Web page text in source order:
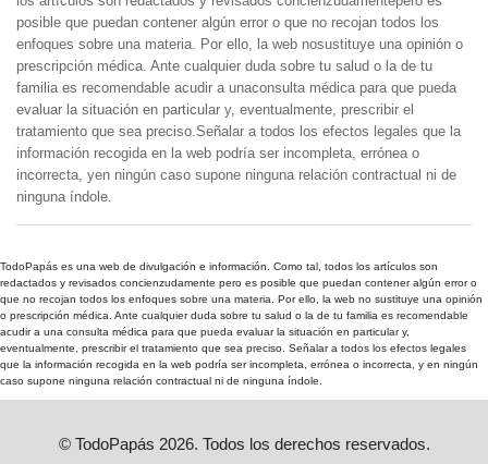
posible que puedan contener algún error o que no recojan todos los
enfoques sobre una materia. Por ello, la web nosustituye una opinión o
prescripción médica. Ante cualquier duda sobre tu salud o la de tu
familia es recomendable acudir a unaconsulta médica para que pueda
evaluar la situación en particular y, eventualmente, prescribir el
tratamiento que sea preciso.Señalar a todos los efectos legales que la
información recogida en la web podría ser incompleta, errónea o
incorrecta, yen ningún caso supone ninguna relación contractual ni de
ninguna índole.
TodoPapás es una web de divulgación e información. Como tal, todos los artículos son
redactados y revisados concienzudamente pero es posible que puedan contener algún error o
que no recojan todos los enfoques sobre una materia. Por ello, la web no sustituye una opinión
o prescripción médica. Ante cualquier duda sobre tu salud o la de tu familia es recomendable
acudir a una consulta médica para que pueda evaluar la situación en particular y,
eventualmente, prescribir el tratamiento que sea preciso. Señalar a todos los efectos legales
que la información recogida en la web podría ser incompleta, errónea o incorrecta, y en ningún
caso supone ninguna relación contractual ni de ninguna índole.
© TodoPapás 2026. Todos los derechos reservados.